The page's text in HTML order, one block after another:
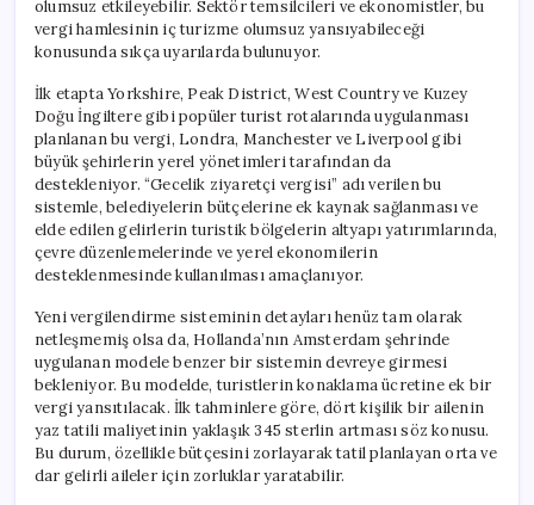
olumsuz etkileyebilir. Sektör temsilcileri ve ekonomistler, bu
vergi hamlesinin iç turizme olumsuz yansıyabileceği
konusunda sıkça uyarılarda bulunuyor.
İlk etapta Yorkshire, Peak District, West Country ve Kuzey
Doğu İngiltere gibi popüler turist rotalarında uygulanması
planlanan bu vergi, Londra, Manchester ve Liverpool gibi
büyük şehirlerin yerel yönetimleri tarafından da
destekleniyor. “Gecelik ziyaretçi vergisi” adı verilen bu
sistemle, belediyelerin bütçelerine ek kaynak sağlanması ve
elde edilen gelirlerin turistik bölgelerin altyapı yatırımlarında,
çevre düzenlemelerinde ve yerel ekonomilerin
desteklenmesinde kullanılması amaçlanıyor.
Yeni vergilendirme sisteminin detayları henüz tam olarak
netleşmemiş olsa da, Hollanda’nın Amsterdam şehrinde
uygulanan modele benzer bir sistemin devreye girmesi
bekleniyor. Bu modelde, turistlerin konaklama ücretine ek bir
vergi yansıtılacak. İlk tahminlere göre, dört kişilik bir ailenin
yaz tatili maliyetinin yaklaşık 345 sterlin artması söz konusu.
Bu durum, özellikle bütçesini zorlayarak tatil planlayan orta ve
dar gelirli aileler için zorluklar yaratabilir.